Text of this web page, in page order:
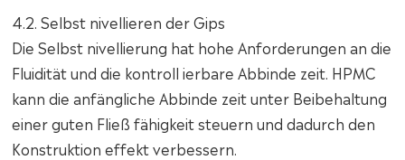
4.2. Selbst nivellieren der Gips
Die Selbst nivellierung hat hohe Anforderungen an die
Fluidität und die kontroll ierbare Abbinde zeit. HPMC
kann die anfängliche Abbinde zeit unter Beibehaltung
einer guten Fließ fähigkeit steuern und dadurch den
Konstruktion effekt verbessern.